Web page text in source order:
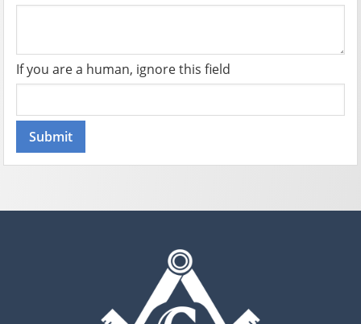
If you are a human, ignore this field